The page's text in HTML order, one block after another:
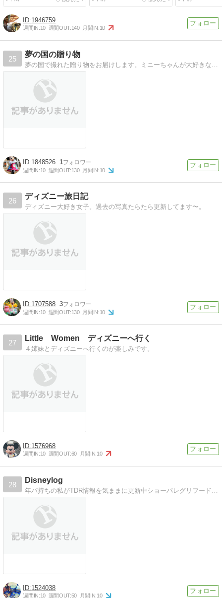
1946759
週間IN:10 週間OUT:140 月間IN:10
25
夢の国の贈り物
1848526 1
週間IN:10 週間OUT:130 月間IN:10
26
ディズニー旅日記
ディズニー大好き女子。過去の写真たらたら更新してます〜。
1707588 3
週間IN:10 週間OUT:130 月間IN:10
27
Little Women ディズニーへ行く
４姉妹とディズニーへ行くのが楽しみです。
1576968
週間IN:10 週間OUT:60 月間IN:10
28
Disneylog
1524038
週間IN:10 週間OUT:50 月間IN:10